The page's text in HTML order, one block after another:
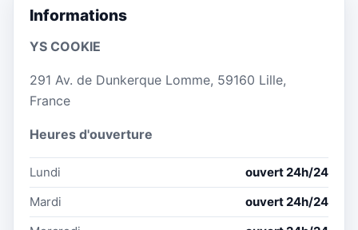
Informations
YS COOKIE
291 Av. de Dunkerque Lomme, 59160 Lille,
France
Heures d'ouverture
Lundi
ouvert 24h/24
Mardi
ouvert 24h/24